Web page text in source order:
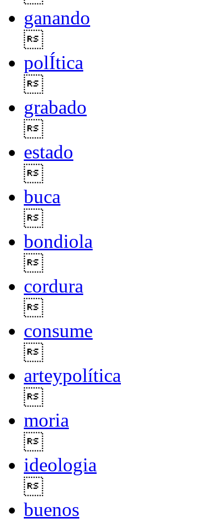
ganando
polÍtica
grabado
estado
buca
bondiola
cordura
consume
arteypolítica
moria
ideologia
buenos